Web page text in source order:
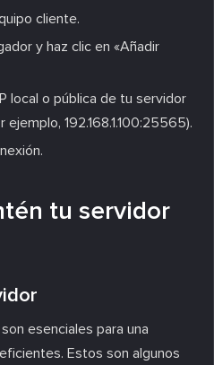
cliente.
y haz clic en «Añadir
local o pública de tu servidor
192.168.1.100:25565).
tu servidor
esenciales para una
Estos son algunos